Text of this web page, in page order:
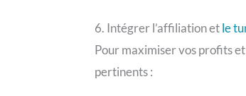
6. Intégrer l’affiliation etle
Pour maximiser vos profits
pertinents :